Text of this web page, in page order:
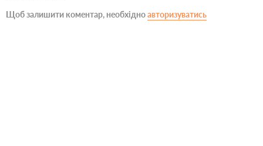
Щоб залишити коментар, необхідноавторизуватись